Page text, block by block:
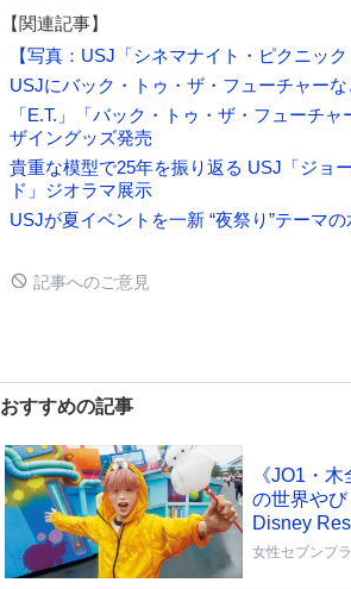
【関連記事】
【写真：USJ「シネマナイト・ピクニッ
USJにバック・トゥ・ザ・フューチャー
「E.T.」「バック・トゥ・ザ・フューチ
ザイングッズ発売
貴重な模型で25年を振り返る USJ「ジョ
ド」ジオラマ展示
USJが夏イベントを一新 “夜祭り”テーマ
記事へのご意見
おすすめの記事
《JO1・
の世界や
Disney
女性セブンプ